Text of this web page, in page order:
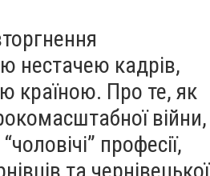
нестачею кадрів,
країною. Про те, як
війни,
професії,